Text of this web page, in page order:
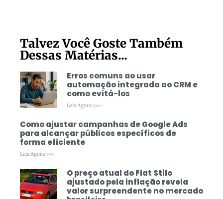
Talvez Você Goste Também
Dessas Matérias...
Erros comuns ao usar
automação integrada ao CRM e
como evitá-los
Leia Agora >>>
Como ajustar campanhas de Google Ads
para alcançar públicos específicos de
forma eficiente
Leia Agora >>>
O preço atual do Fiat Stilo
ajustado pela inflação revela
valor surpreendente no mercado